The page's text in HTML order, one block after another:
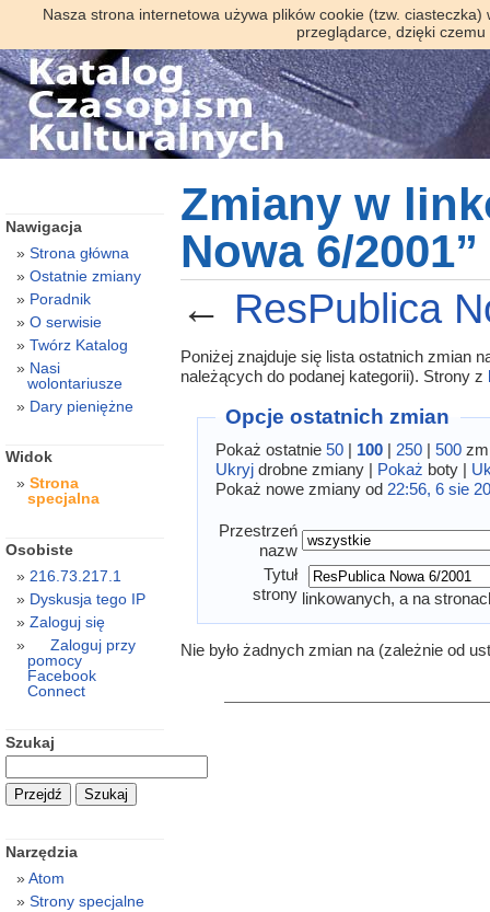
Nasza strona internetowa używa plików cookie (tzw.
przeglądarce, dzięki
Zmiany w
Nowa 6/2001”
← ResPublica
Poniżej znajduje się lista ostatnich zmian
należących do podanej kategorii). Strony z
Opcje ostatnich zmian
Pokaż ostatnie 50| 100| 250| 500
Ukryjdrobne zmiany | Pokaż boty |
Pokaż nowe zmiany od 22:56, 6 sie
Przestrzeń
nazw
Tytuł
strony linkowanych, a na
Nie było żadnych zmian na (zależnie od
Nawigacja
Strona główna
Ostatnie zmiany
Poradnik
O serwisie
Twórz Katalog
Nasi
wolontariusze
Dary pieniężne
Widok
Strona
specjalna
Osobiste
216.73.217.1
Dyskusja tego IP
Zaloguj się
Zaloguj przy
pomocy
Facebook
Connect
Szukaj
Narzędzia
Atom
Strony specjalne